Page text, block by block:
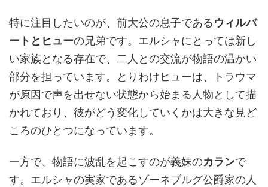
特に注目したいのが、前大公の息子であるウィルバ
ートとヒューの兄弟です。エルシャにとっては新し
い家族となる存在で、二人との交流が物語の温かい
部分を担っています。とりわけヒューは、トラウマ
が原因で声を出せない状態から始まる人物として描
かれており、彼がどう変化していくかは大きな見ど
ころのひとつになっています。
一方で、物語に波乱を起こすのが義妹のカランで
す。エルシャの実家であるゾーネブルグ公爵家の人